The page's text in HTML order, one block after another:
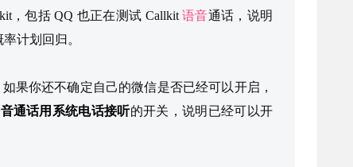
，包括 QQ 也正在测试 Callkit 语音通话，说明
计划回归。
果你还不确定自己的微信是否已经可以开启，
通话用系统电话接听的开关，说明已经可以开